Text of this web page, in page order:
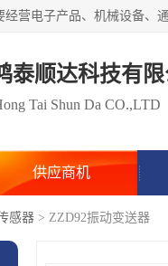
泰顺达科技有
Tai Shun Da CO.,LTD
供应商机
感器 > ZZD92振动变送器